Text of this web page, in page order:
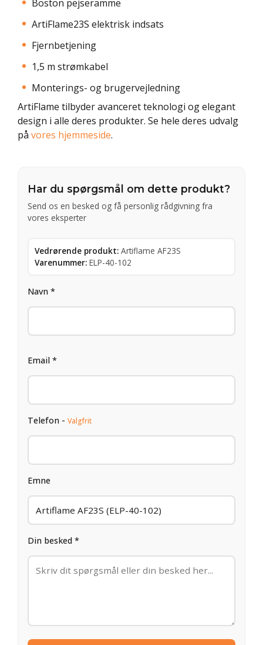
Boston pejseramme
ArtiFlame23S elektrisk indsats
Fjernbetjening
1,5 m strømkabel
Monterings- og brugervejledning
ArtiFlame tilbyder avanceret teknologi og elegant
design i alle deres produkter. Se hele deres udvalg
på vores hjemmeside.
Har du spørgsmål om dette produkt?
Send os en besked og få personlig rådgivning fra
vores eksperter
Vedrørende produkt: Artiflame AF23S
Varenummer: ELP-40-102
Navn *
Email *
Telefon - Valgfrit
Emne
Din besked *